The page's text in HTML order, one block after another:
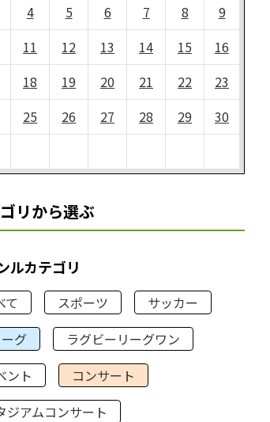
4 5 6 7 8
9
11 12 13 14 15
16
18 19 20 21 22
23
25 26 27 28 29
30
リから選ぶ
ルカテゴリ
て スポーツ
サッカー
グ
ラグビーリーグワン
ント
コンサート
ジアムコンサート